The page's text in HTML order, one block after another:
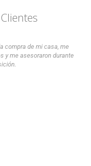
compra de mi casa, me
y me asesoraron durante